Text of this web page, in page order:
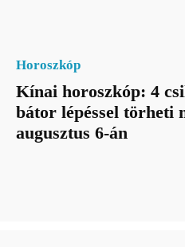
Horoszkóp
Kínai horoszkóp: 4
bátor lépéssel törheti
augusztus 6-án